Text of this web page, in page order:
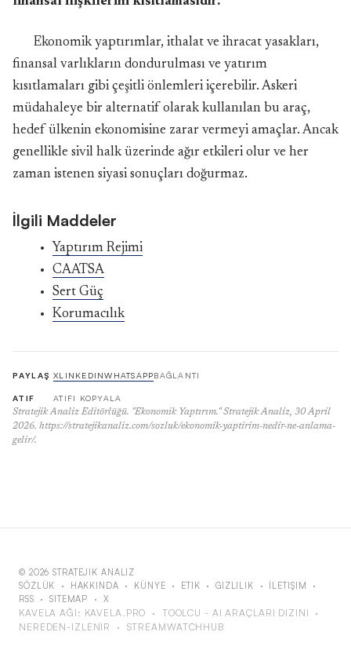
Ekonomik yaptırımlar, ithalat ve ihracat yasakları,
finansal varlıkların dondurulması ve yatırım
kısıtlamaları gibi çeşitli önlemleri içerebilir. Askeri
müdahaleye bir alternatif olarak kullanılan bu araç,
hedef ülkenin ekonomisine zarar vermeyi amaçlar. Ancak
genellikle sivil halk üzerinde ağır etkileri olur ve her
zaman istenen siyasi sonuçları doğurmaz.
İlgili Maddeler
Yaptırım Rejimi
CAATSA
Sert Güç
Korumacılık
PAYLAŞ XLINKEDINWHATSAPPBAĞLANTI
ATIF ATIFI KOPYALA
Stratejik Analiz Editörlüğü. "Ekonomik Yaptırım." Stratejik Analiz, 30 April
2026. https://stratejikanaliz.com/sozluk/ekonomik-yaptirim-nedir-ne-anlama-
gelir/.
© 2026 STRATEJIK ANALIZ
SÖZLÜK · HAKKINDA · KÜNYE · ETIK · GIZLILIK · İLETIŞIM ·
RSS ·SITEMAP · X
KAVELA AĞI: KAVELA.PRO · TOOLCU - AI ARAÇLARI DIZINI
·
NEREDEN-IZLENIR
· STREAMWATCHHUB